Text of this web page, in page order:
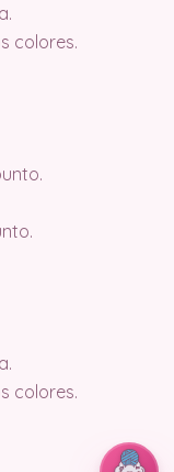
colores.
colores.